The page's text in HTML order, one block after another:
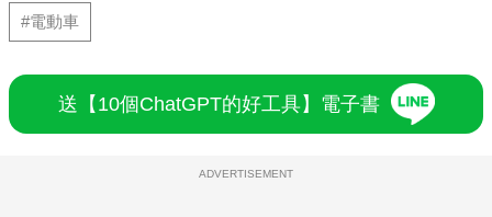
#電動車
送【10個ChatGPT的好工具】電子書
ADVERTISEMENT